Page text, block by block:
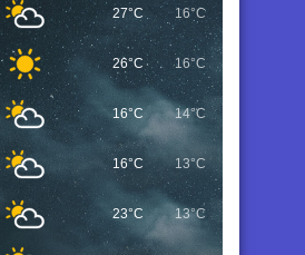
27°C 16°C
26°C 16°C
16°C 14°C
16°C 13°C
23°C 13°C